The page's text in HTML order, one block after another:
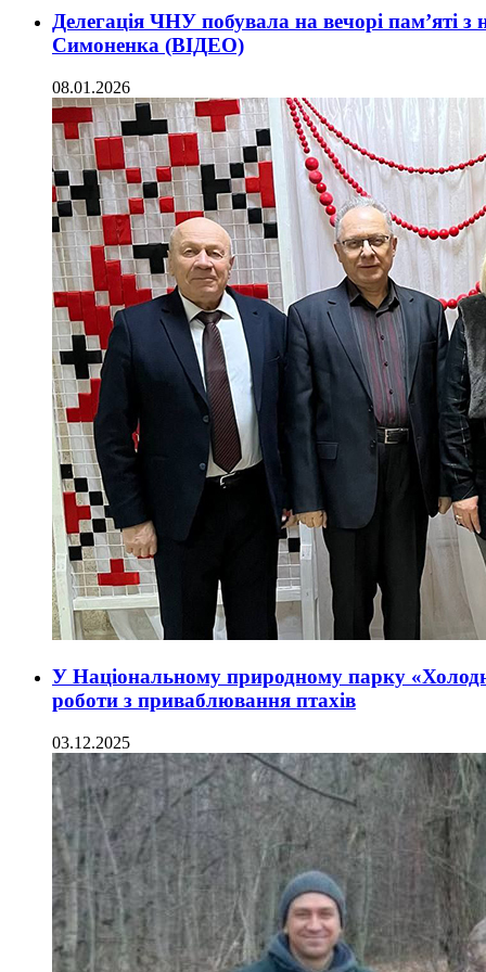
Делегація ЧНУ побувала на вечорі пам’яті з
Симоненка (ВІДЕО)
08.01.2026
У Національному природному парку
роботи з приваблювання птахів
03.12.2025